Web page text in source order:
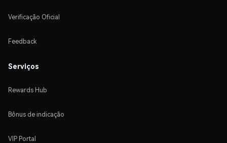
Verificação Oficial
Feedback
Serviços
Rewards Hub
Bônus de indicação
VIP Portal